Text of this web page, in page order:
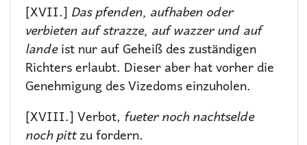
[XVII.] Das pfenden, aufhaben oder
verbieten auf strazze, auf wazzer und auf
landeist nur auf Geheiß des zuständigen
Richters erlaubt. Dieser aber hat vorher die
Genehmigung des Vizedoms einzuholen.
[XVIII.] Verbot, fueter noch nachtselde
noch pittzu fordern.